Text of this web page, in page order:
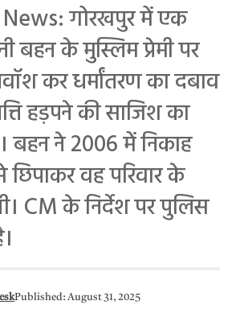
गोरखपुर में एक
बहन के मुस्लिम प्रेमी पर
कर धर्मांतरण का दबाव
हड़पने की साजिश का
बहन ने 2006 में निकाह
वह परिवार के
CM के निर्देश पर पुलिस
Published: August 31, 2025